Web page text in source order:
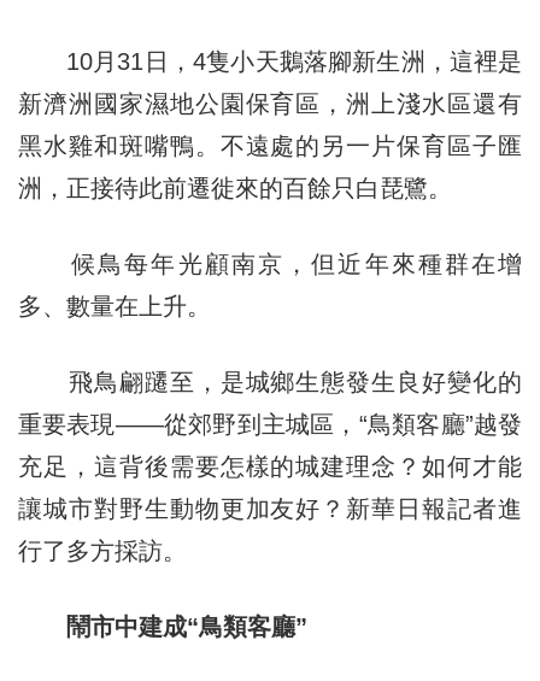
10月31日，4隻小天鵝落腳新生洲，這裡是
新濟洲國家濕地公園保育區，洲上淺水區還有
黑水雞和斑嘴鴨。不遠處的另一片保育區子匯
洲，正接待此前遷徙來的百餘只白琵鷺。
候鳥每年光顧南京，但近年來種群在增
多、數量在上升。
飛鳥翩躚至，是城鄉生態發生良好變化的
重要表現——從郊野到主城區，“鳥類客廳”越發
充足，這背後需要怎樣的城建理念？如何才能
讓城市對野生動物更加友好？新華日報記者進
行了多方採訪。
鬧市中建成“鳥類客廳”